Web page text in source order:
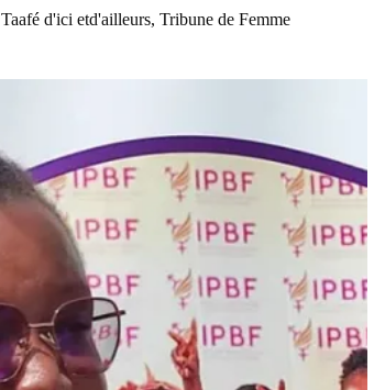
Taafé d'ici etd'ailleurs, Tribune de Femme